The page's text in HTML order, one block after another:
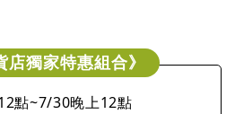
店獨家特惠組合》
點~7/30晚上12點